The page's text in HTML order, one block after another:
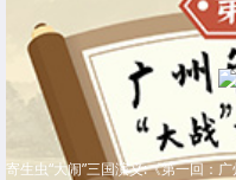
寄生虫“大闹”三国演义:《第一回：